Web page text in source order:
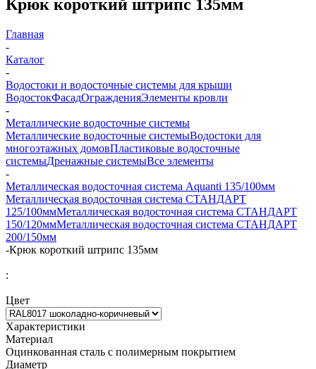
Крюк короткий штрипс 135мм
Главная
-
Каталог
-
Водостоки и водосточные системы для крыши
ВодостокФасадОгражденияЭлементы кровли
-
Металлические водосточные системы
Металлические водосточные системыВодостоки для
многоэтажных домовПластиковые водосточные
системыДренажные системыВсе элементы
-
Металлическая водосточная система Aquanti 135/100мм
Металлическая водосточная система СТАНДАРТ
125/100ммМеталлическая водосточная система СТАНДАРТ
150/120ммМеталлическая водосточная система СТАНДАРТ
200/150мм
-Крюк короткий штрипс 135мм
:
Цвет
Характеристики
Материал
Оцинкованная сталь с полимерным покрытием
Диаметр